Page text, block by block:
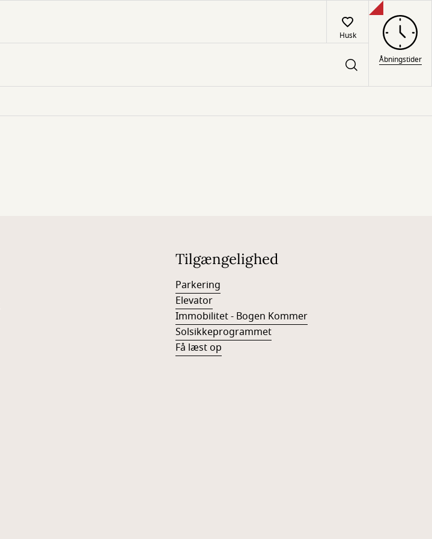
Husk
Åbningstider
Tilgængelighed
Parkering
Elevator
Immobilitet - Bogen Kommer
Solsikkeprogrammet
Få læst op